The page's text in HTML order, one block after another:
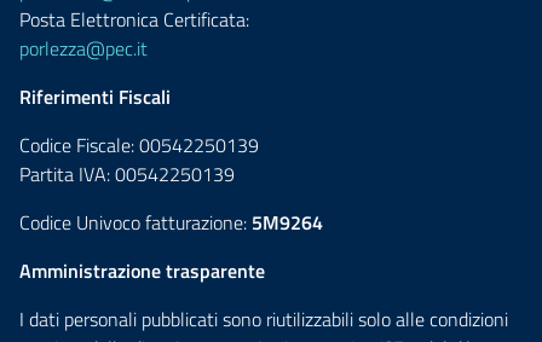
Posta Elettronica Certificata:
porlezza@pec.it
Riferimenti Fiscali
Codice Fiscale: 00542250139
Partita IVA: 00542250139
Codice Univoco fatturazione: 5M9264
Amministrazione trasparente
I dati personali pubblicati sono riutilizzabili solo alle condizioni